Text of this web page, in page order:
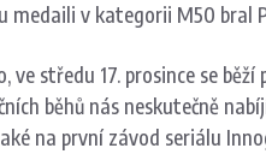
medaili v kategorii M50
středu 17. prosince se běží
běhů nás neskutečně
na první závod seriálu